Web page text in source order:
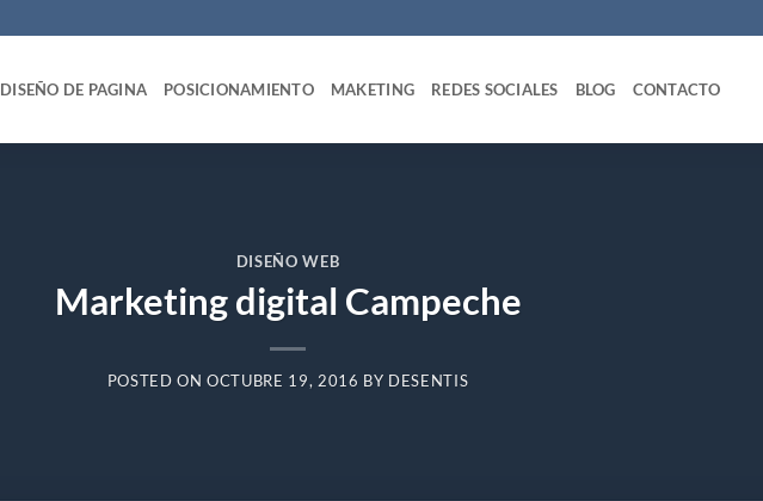
DISEÑO DE PAGINA POSICIONAMIENTO MAKETING REDES SOCIALES BLOG CONTACTO
DISEÑO WEB
Marketing digital Campeche
POSTED ONOCTUBRE 19, 2016 BY DESENTIS